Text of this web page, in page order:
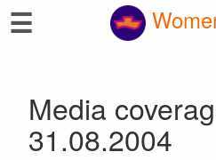
☰
Media
31.08.2004